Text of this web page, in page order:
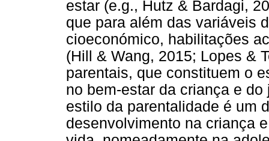
estar (e.g., Hutz & Bardagi,
que para além das variáveis
cioeconómico, habilitações
(Hill & Wang, 2015; Lopes &
parentais, que constituem o
no bem-estar da criança e
estilo da parentalidade é um
desenvolvimento na criança